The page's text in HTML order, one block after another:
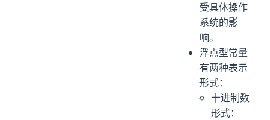
受具体操作
系统的影
响。
浮点型常量
有两种表示
形式：
十进制数
形式：